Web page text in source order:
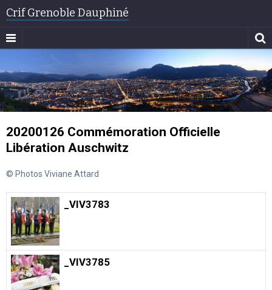
Crif Grenoble Dauphiné
20200126 Commémoration Officielle
Libération Auschwitz
© Photos Viviane Attard
_VIV3783
_VIV3785